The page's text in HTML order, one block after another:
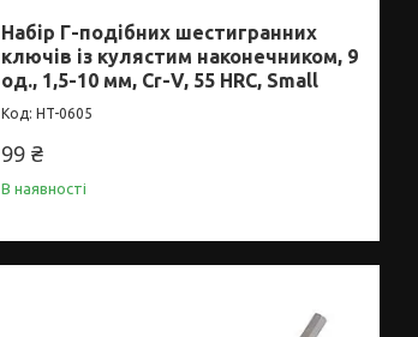
Набір Г-подібних шестигранних
ключів із кулястим наконечником, 9
од., 1,5-10 мм, Cr-V, 55 HRC, Small
HT-0605
99 ₴
В наявності